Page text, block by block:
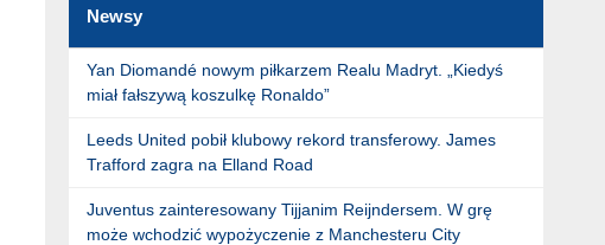
Newsy
Yan Diomandé nowym piłkarzem Realu Madryt. „Kiedyś
miał fałszywą koszulkę Ronaldo”
Leeds United pobił klubowy rekord transferowy. James
Trafford zagra na Elland Road
Juventus zainteresowany Tijjanim Reijndersem. W grę
może wchodzić wypożyczenie z Manchesteru City